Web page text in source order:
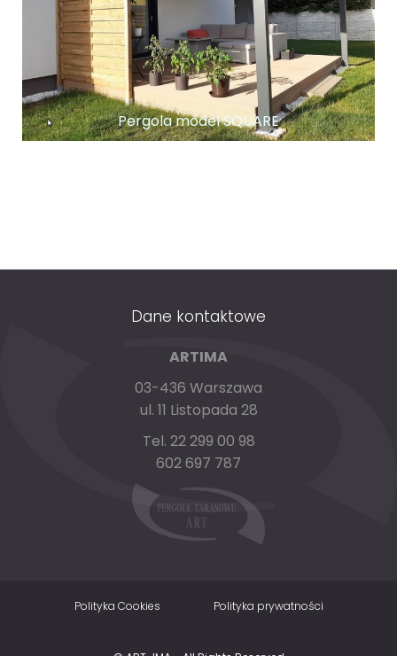
Pergola model SQUARE
Dane kontaktowe
ARTIMA
03-436 Warszawa
ul. 11 Listopada 28
Tel. 22 299 00 98
602 697 787
Polityka Cookies Polityka prywatności